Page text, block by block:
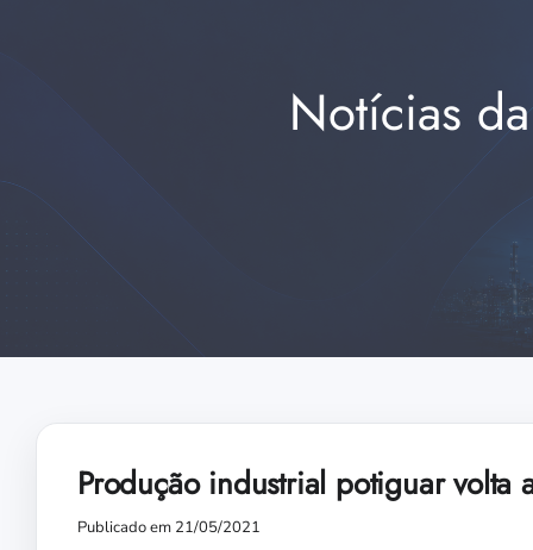
Notícias
Produção industrial potiguar volta
Publicado em 21/05/2021